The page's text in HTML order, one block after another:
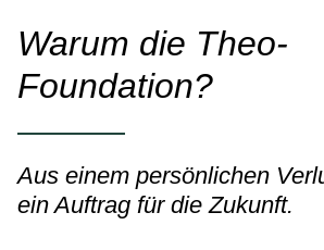
Warum die Theo-
Foundation?
Aus einem persönlichen
ein Auftrag für die Zukunft.